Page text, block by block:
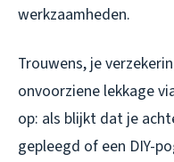
werkzaamheden.
Trouwens, je
onvoorziene lekkage
op: als blijkt dat je
gepleegd of een DIY-